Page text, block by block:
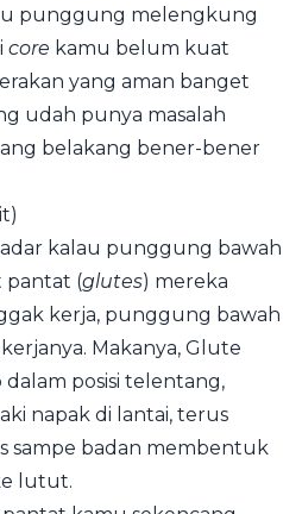
punggung melengkung
core kamu belum kuat
yang aman banget
udah punya masalah
belakang bener-bener
kalau punggung bawah
pantat (glutes) mereka
kerja, punggung bawah
Makanya, Glute
posisi telentang,
napak di lantai, terus
sampe badan membentuk
lutut.